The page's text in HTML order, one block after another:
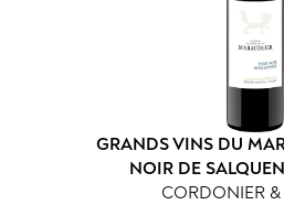
GRANDS VINS DU
NOIR DE
CORDONIER